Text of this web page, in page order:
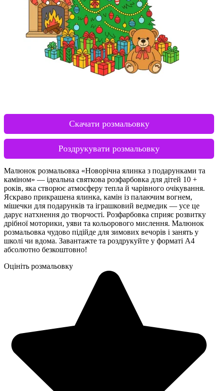
Скачати розмальовку
Роздрукувати розмальовку
Малюнок розмальовка «Новорічна ялинка з подарунками та
каміном» — ідеальна святкова розфарбовка для дітей 10 +
років, яка створює атмосферу тепла й чарівного очікування.
Яскраво прикрашена ялинка, камін із палаючим вогнем,
мішечки для подарунків та іграшковий ведмедик — усе це
дарує натхнення до творчості. Розфарбовка сприяє розвитку
дрібної моторики, уяви та кольорового мислення. Малюнок
розмальовка чудово підійде для зимових вечорів і занять у
школі чи вдома. Завантажте та роздрукуйте у форматі А4
абсолютно безкоштовно!
Оцініть розмальовку